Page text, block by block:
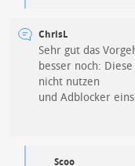
ChrisL
Sehr gut das
besser noch:
nicht nutzen
und Adblocker
Scoo